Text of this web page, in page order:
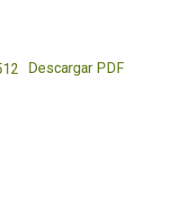
Descargar PDF